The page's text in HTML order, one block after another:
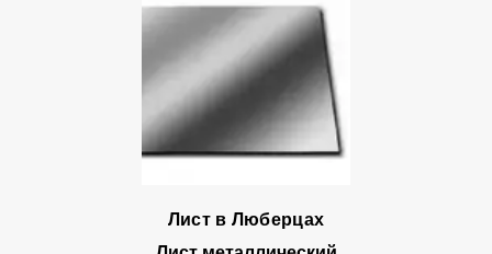
Лист в Люберцах